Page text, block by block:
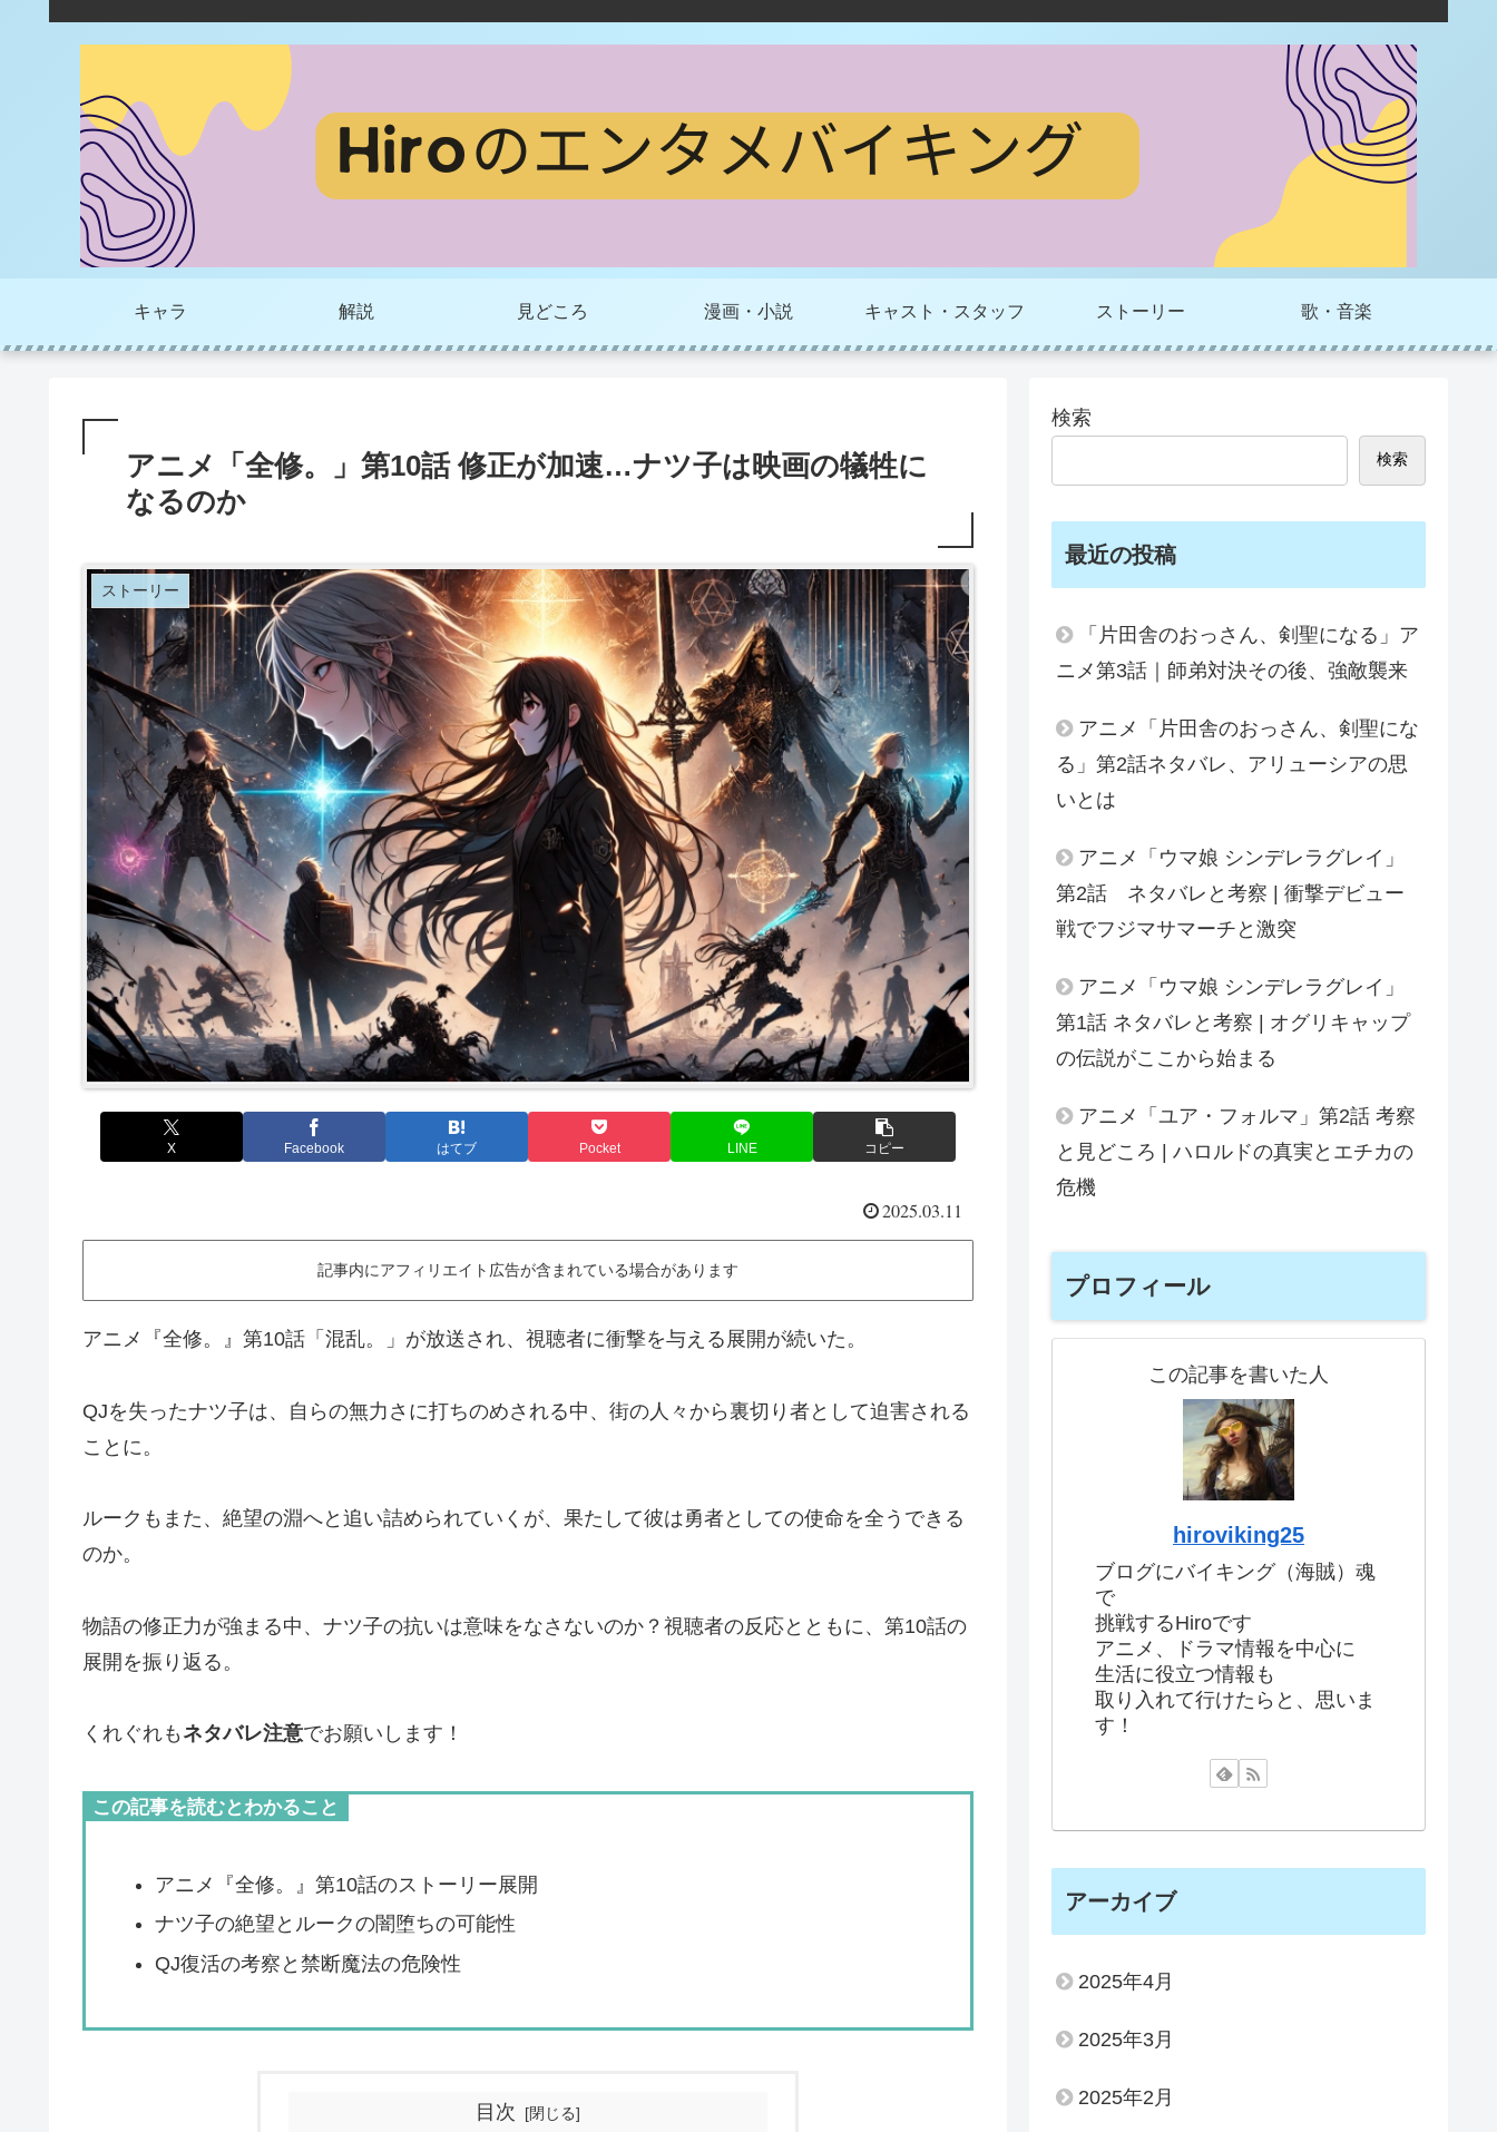
キャラ 解説 見どころ 漫画・小説 キャスト・スタッフ ストーリー 歌・音楽
アニメ「全修。」第10話 修正が加速…ナツ子は映画の犠牲に
なるのか
ストーリー
X Facebook はてブ Pocket LINE コピー
2025.03.11
記事内にアフィリエイト広告が含まれている場合があります
アニメ『全修。』第10話「混乱。」が放送され、視聴者に衝撃を与える展開が続いた。
QJを失ったナツ子は、自らの無力さに打ちのめされる中、街の人々から裏切り者として迫害される
ことに。
ルークもまた、絶望の淵へと追い詰められていくが、果たして彼は勇者としての使命を全うできる
のか。
物語の修正力が強まる中、ナツ子の抗いは意味をなさないのか？視聴者の反応とともに、第10話の
展開を振り返る。
くれぐれも ネタバレ注意でお願いします！
この記事を読むとわかること
アニメ『全修。』第10話のストーリー展開
ナツ子の絶望とルークの闇堕ちの可能性
QJ復活の考察と禁断魔法の危険性
目次
検索
検索
最近の投稿
「片田舎のおっさん、剣聖になる」ア
ニメ第3話｜師弟対決その後、強敵襲来
アニメ「片田舎のおっさん、剣聖にな
る」第2話ネタバレ、アリューシアの思
いとは
アニメ「ウマ娘 シンデレラグレイ」
第2話 ネタバレと考察 | 衝撃デビュー
戦でフジマサマーチと激突
アニメ「ウマ娘 シンデレラグレイ」
第1話 ネタバレと考察 | オグリキャップ
の伝説がここから始まる
アニメ「ユア・フォルマ」第2話 考察
と見どころ | ハロルドの真実とエチカの
危機
プロフィール
この記事を書いた人
hiroviking25
ブログにバイキング（海賊）魂
で
挑戦するHiroです
アニメ、ドラマ情報を中心に
生活に役立つ情報も
取り入れて行けたらと、思いま
す！
アーカイブ
2025年4月
2025年3月
2025年2月